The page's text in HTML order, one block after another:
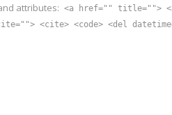
attributes: <a href="" title="">
<cite> <code> <del